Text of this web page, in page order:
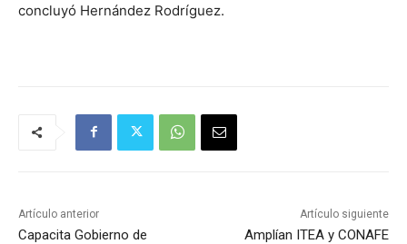
concluyó Hernández Rodríguez.
Artículo anterior
Capacita Gobierno de
Artículo siguiente
Amplían ITEA y CONAFE